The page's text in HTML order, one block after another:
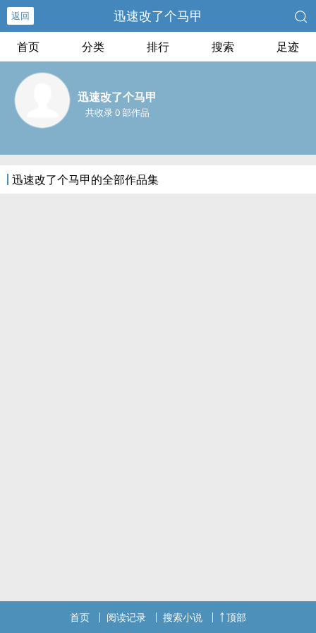
返回 迅速改了个马甲
首页 分类 排行 搜索 足迹
迅速改了个马甲
共收录 0 部作品
迅速改了个马甲的全部作品集
首页 阅读记录 搜索小说 顶部